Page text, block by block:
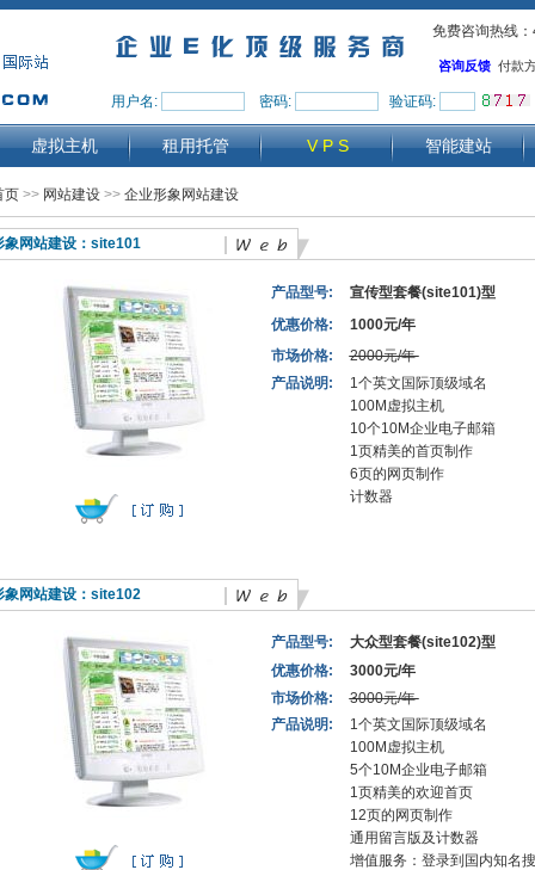
免费咨询热线
咨询反馈 付款
用户名: 密码: 验证码:
虚拟主机 租用托管 V P S 智能建站
页 >> 网站建设 >> 企业形象网站建设
网站建设： site101
产品型号:
宣传型套餐(site101)型
优惠价格:
1000元/年
市场价格:
2000元/年
产品说明:
1个英文国际顶级域名
100M虚拟主机
10个10M企业电子邮箱
1页精美的首页制作
6页的网页制作
计数器
网站建设： site102
产品型号:
大众型套餐(site102)型
优惠价格:
3000元/年
市场价格:
3000元/年
产品说明:
1个英文国际顶级域名
100M虚拟主机
5个10M企业电子邮箱
1页精美的欢迎首页
12页的网页制作
通用留言版及计数器
增值服务：登录到国内知名